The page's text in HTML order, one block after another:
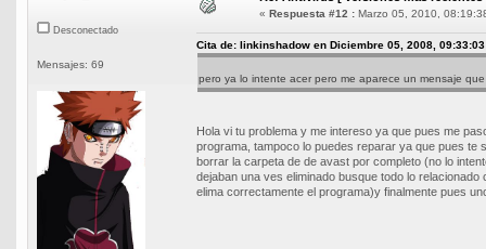
Desconectado
Mensajes: 69
« Respuesta #12 : Marzo 05, 2010,
Cita de: linkinshadow en Diciembre 05, 2008, 09:33:03
pero ya lo intente acer pero me aparece un mensaje
Hola vi tu problema y me intereso ya que pues me
programa, tampoco lo puedes reparar ya que pues te
borrar la carpeta de de avast por completo (no lo
dejaban una ves eliminado busque todo lo
elima correctamente el programa)y finalmente pues